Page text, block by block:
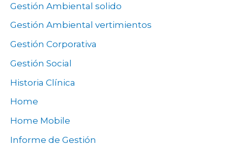
Gestión Ambiental solido
Gestión Ambiental vertimientos
Gestión Corporativa
Gestión Social
Historia Clínica
Home
Home Mobile
Informe de Gestión